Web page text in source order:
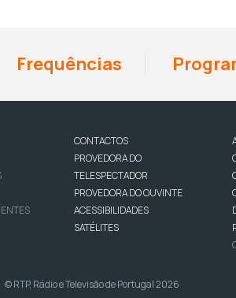
Frequências
CONTACTOS
PROVEDORA DO
TELESPECTADOR
PROVEDORA DO OUVINTE
ACESSIBILIDADES
SATÉLITES
© RTP, Rádio e Televisão de Portugal 2026